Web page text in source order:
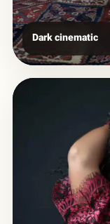
Dark cinematic